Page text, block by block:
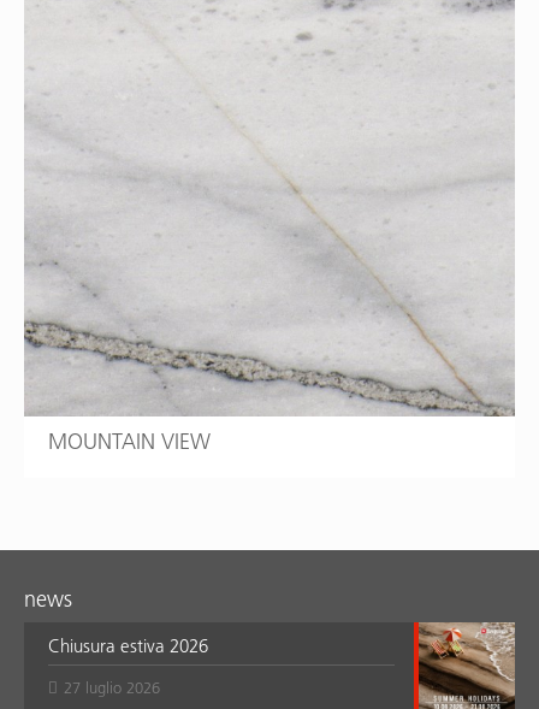
MOUNTAIN VIEW
news
Chiusura estiva 2026
27 luglio 2026